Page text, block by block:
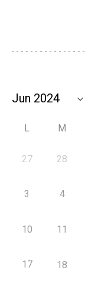
L M
27 28
3 4
10 11
17 18